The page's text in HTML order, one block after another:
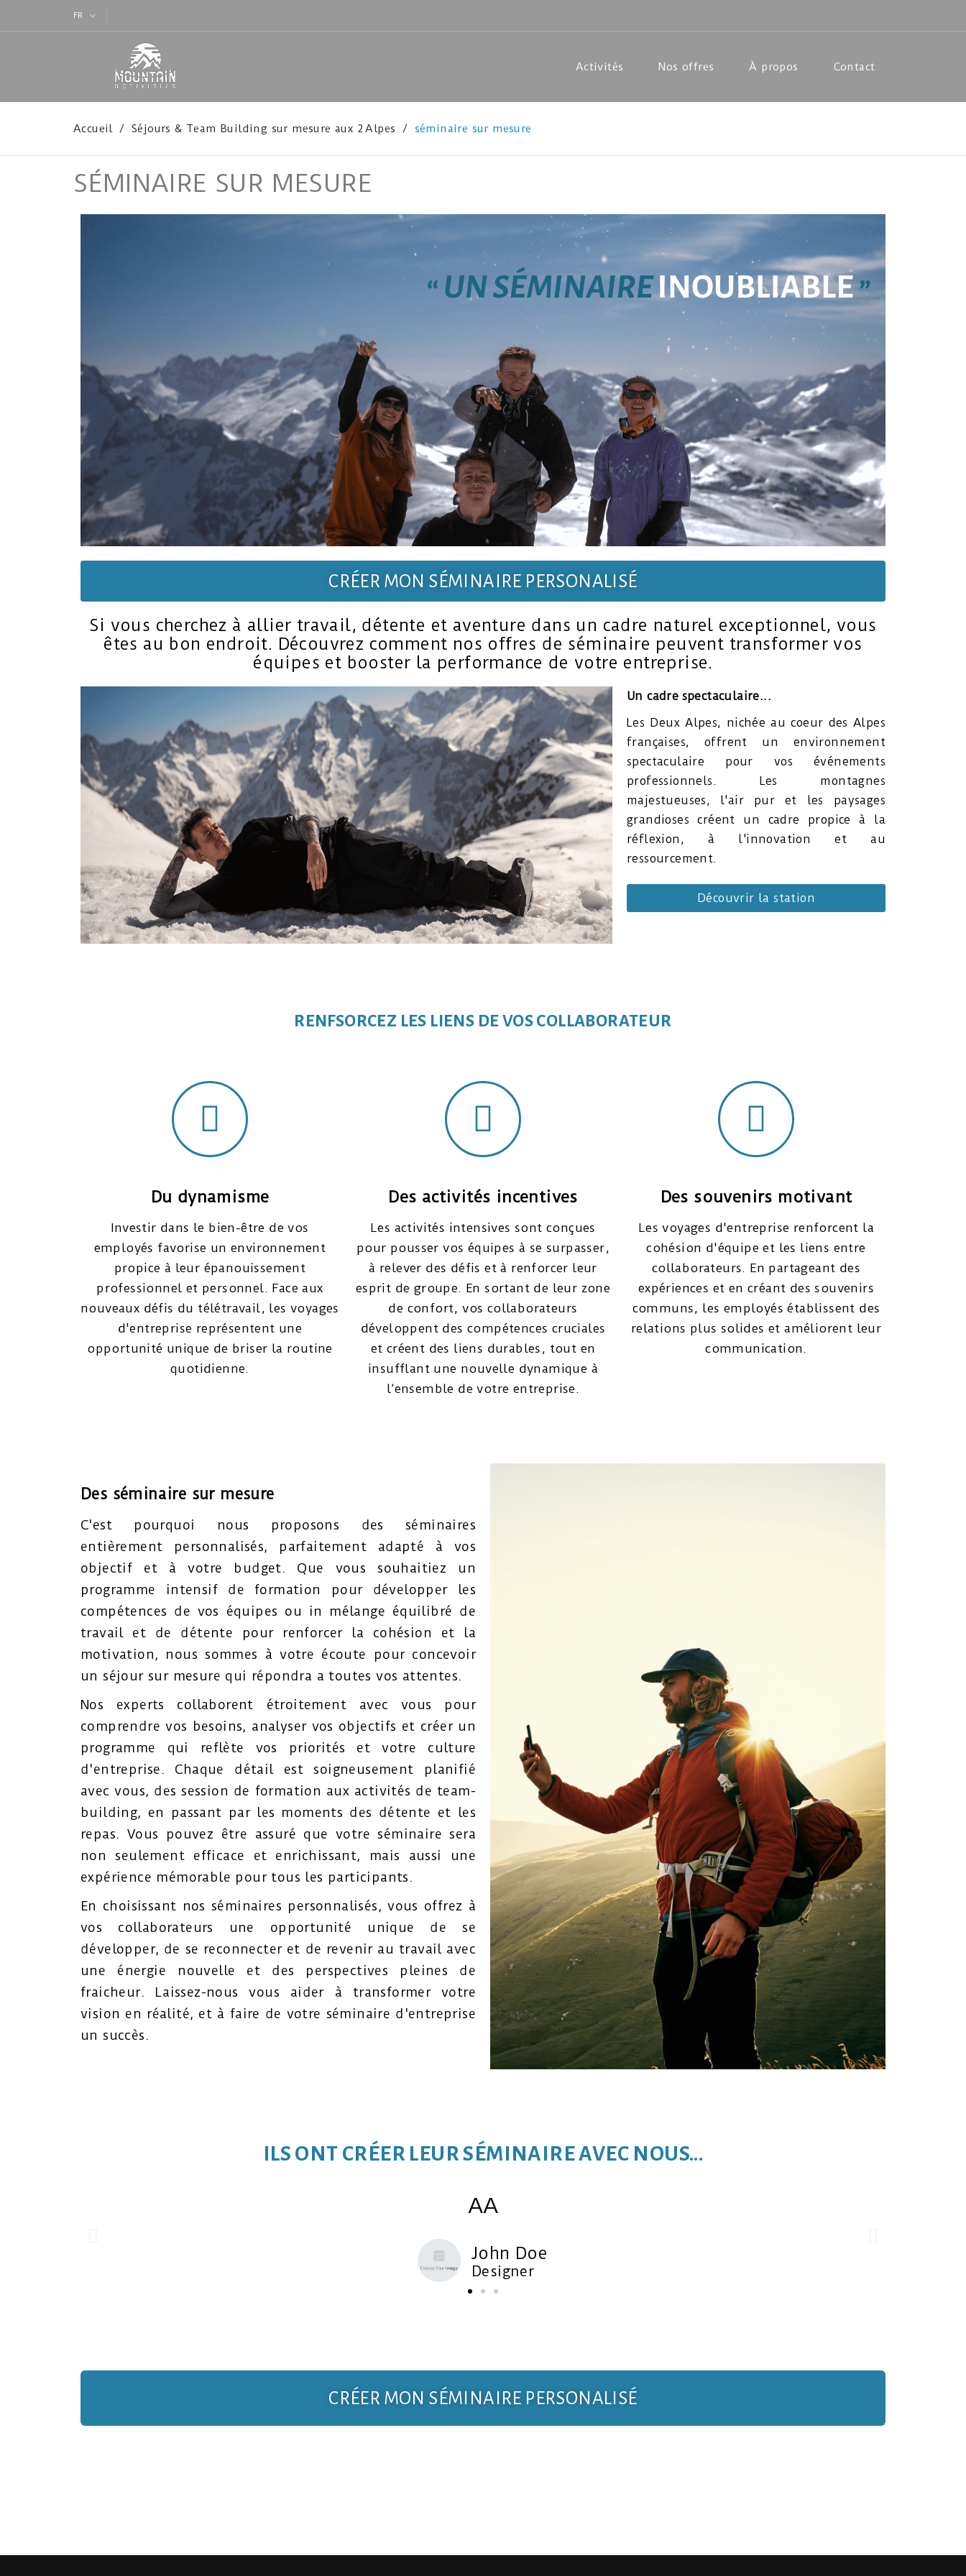
FR
Activités Nos offres À propos Contact
Accueil Séjours & Team Building sur mesure aux 2 Alpes séminaire sur mesure
SÉMINAIRE SUR MESURE
CRÉER MON SÉMINAIRE PERSONALISÉ
Si vous cherchez à allier travail, détente et aventure dans un cadre naturel exceptionnel, vous
êtes au bon endroit. Découvrez comment nos offres de séminaire peuvent transformer vos
équipes et booster la performance de votre entreprise.
Un cadre spectaculaire...
Les Deux Alpes, nichée au coeur des Alpes
françaises, offrent un environnement
spectaculaire pour vos événements
professionnels. Les montagnes
majestueuses, l'air pur et les paysages
grandioses créent un cadre propice à la
réflexion, à l'innovation et au
ressourcement.
Découvrir la station
RENFSORCEZ LES LIENS DE VOS COLLABORATEUR
Du dynamisme
Investir dans le bien-être de vos
employés favorise un environnement
propice à leur épanouissement
professionnel et personnel. Face aux
nouveaux défis du télétravail, les voyages
d'entreprise représentent une
opportunité unique de briser la routine
quotidienne.
Des activités incentives
Les activités intensives sont conçues
pour pousser vos équipes à se surpasser,
à relever des défis et à renforcer leur
esprit de groupe. En sortant de leur zone
de confort, vos collaborateurs
développent des compétences cruciales
et créent des liens durables, tout en
insufflant une nouvelle dynamique à
l’ensemble de votre entreprise.
Des souvenirs motivant
Les voyages d'entreprise renforcent la
cohésion d'équipe et les liens entre
collaborateurs. En partageant des
expériences et en créant des souvenirs
communs, les employés établissent des
relations plus solides et améliorent leur
communication.
Des séminaire sur mesure
C'est pourquoi nous proposons des séminaires
entièrement personnalisés, parfaitement adapté à vos
objectif et à votre budget. Que vous souhaitiez un
programme intensif de formation pour développer les
compétences de vos équipes ou in mélange équilibré de
travail et de détente pour renforcer la cohésion et la
motivation, nous sommes à votre écoute pour concevoir
un séjour sur mesure qui répondra a toutes vos attentes.
Nos experts collaborent étroitement avec vous pour
comprendre vos besoins, analyser vos objectifs et créer un
programme qui reflète vos priorités et votre culture
d'entreprise. Chaque détail est soigneusement planifié
avec vous, des session de formation aux activités de team-
building, en passant par les moments des détente et les
repas. Vous pouvez être assuré que votre séminaire sera
non seulement efficace et enrichissant, mais aussi une
expérience mémorable pour tous les participants.
En choisissant nos séminaires personnalisés, vous offrez à
vos collaborateurs une opportunité unique de se
développer, de se reconnecter et de revenir au travail avec
une énergie nouvelle et des perspectives pleines de
fraicheur. Laissez-nous vous aider à transformer votre
vision en réalité, et à faire de votre séminaire d'entreprise
un succès.
ILS ONT CRÉER LEUR SÉMINAIRE AVEC NOUS...
BB
John Doe
Designer
CRÉER MON SÉMINAIRE PERSONALISÉ